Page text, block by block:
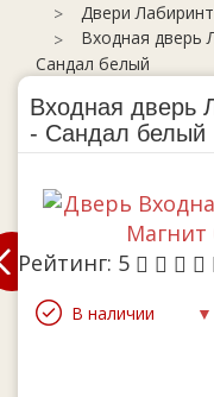
Двери
Входная дверь
Сандал белый
Входная дверь
- Сандал белый
Рейтинг: 5
В наличии ▼